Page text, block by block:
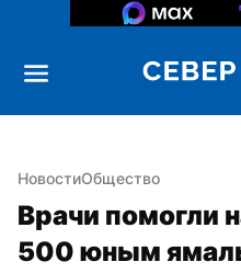
НовостиОбщество
Врачи помогли
500 юным